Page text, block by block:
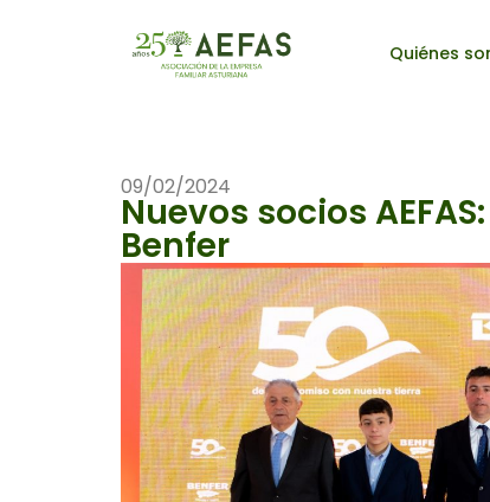
Quiénes
09/02/2024
Nuevos socios
Benfer